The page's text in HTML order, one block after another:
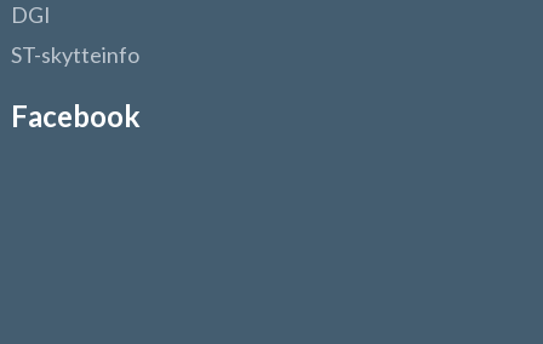
DGI
ST-skytteinfo
Facebook